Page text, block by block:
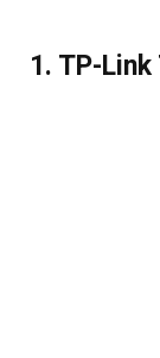
1. TP-Link